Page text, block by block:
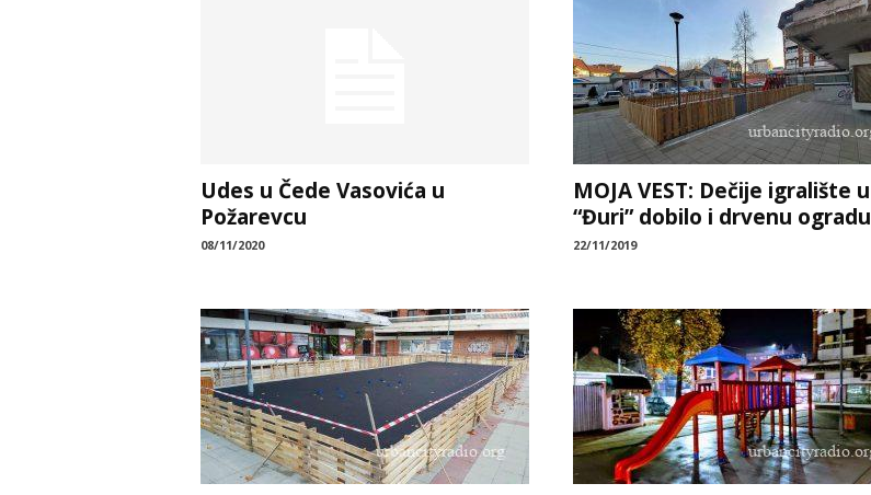
Udes u Čede Vasovića u
Požarevcu
08/11/2020
MOJA VEST: Dečije igralište u
“Đuri” dobilo i drvenu ogradu
22/11/2019